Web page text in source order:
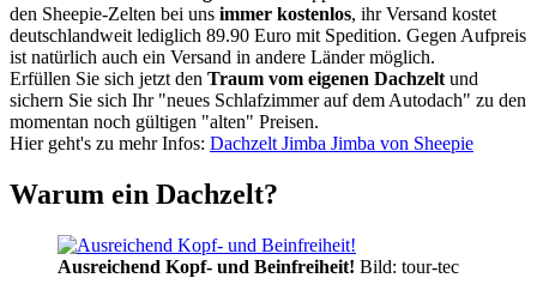
den Sheepie-Zelten bei uns immer kostenlos, ihr Versand kostet
deutschlandweit lediglich 89.90 Euro mit Spedition. Gegen Aufpreis
ist natürlich auch ein Versand in andere Länder möglich.
Erfüllen Sie sich jetzt den Traum vom eigenen Dachzelt und
sichern Sie sich Ihr "neues Schlafzimmer auf dem Autodach" zu den
momentan noch gültigen "alten" Preisen.
Hier geht's zu mehr Infos: Dachzelt Jimba Jimba von Sheepie
Warum ein Dachzelt?
Ausreichend Kopf- und Beinfreiheit! Bild: tour-tec